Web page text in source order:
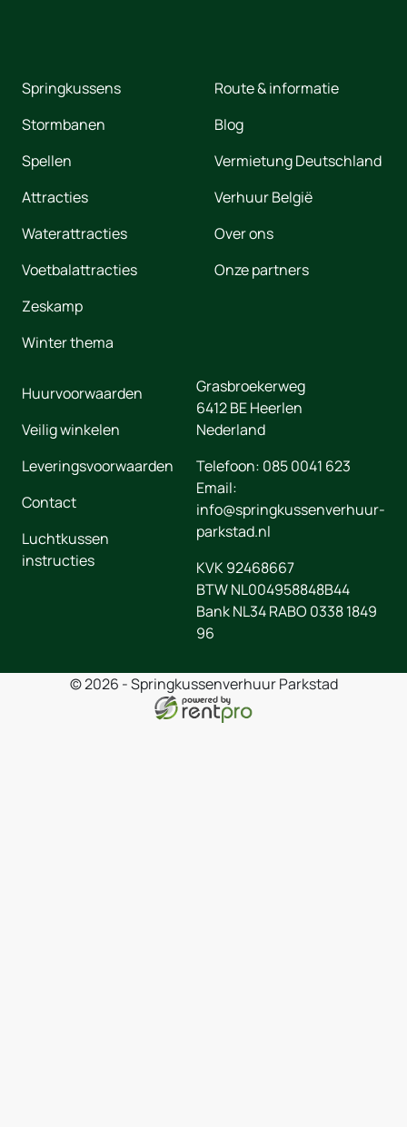
Springkussens
Stormbanen
Spellen
Attracties
Waterattracties
Voetbalattracties
Zeskamp
Winter thema
Route & informatie
Blog
Vermietung Deutschland
Verhuur België
Over ons
Onze partners
Huurvoorwaarden
Veilig winkelen
Leveringsvoorwaarden
Contact
Luchtkussen
instructies
Grasbroekerweg
6412 BEHeerlen
Nederland
Telefoon: 085 0041 623
Email:
info@springkussenverhuur-
parkstad.nl
KVK 92468667
BTW NL004958848B44
Bank NL34 RABO 0338 1849
96
© 2026 - Springkussenverhuur Parkstad